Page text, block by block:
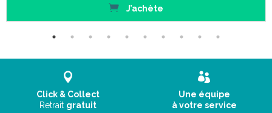
J’achète
Click & Collect
Retrait gratuit
Une équipe
à votre service